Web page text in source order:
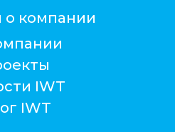
о компании
IWT
IWT